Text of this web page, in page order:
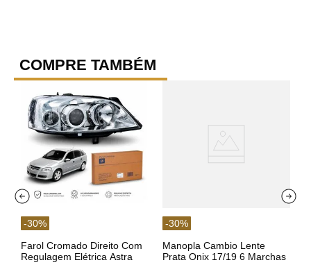
COMPRE TAMBÉM
-30%
Farol Cromado Direito Com
Regulagem Elétrica Astra
-30%
Manopla Cambio Lente
Prata Onix 17/19 6 Marchas